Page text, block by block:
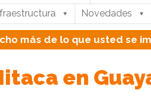
Novedades
más de lo que usted se
en